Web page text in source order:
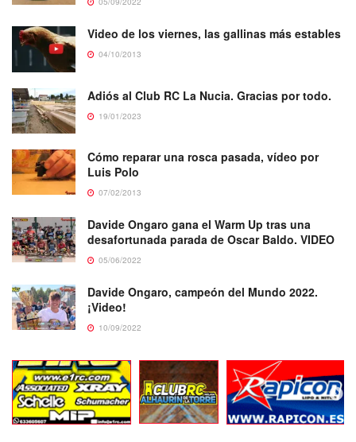
Video de los viernes, las gallinas más estables
04/10/2013
Adiós al Club RC La Nucia. Gracias por todo.
19/01/2023
Cómo reparar una rosca pasada, vídeo por
Luis Polo
07/02/2013
Davide Ongaro gana el Warm Up tras una
desafortunada parada de Oscar Baldo. VIDEO
05/06/2022
Davide Ongaro, campeón del Mundo 2022.
¡Video!
10/09/2022